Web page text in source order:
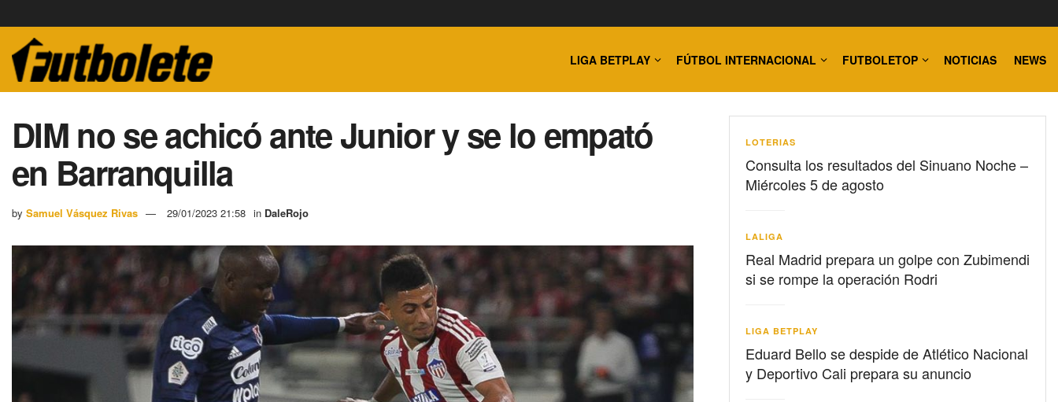
LIGA BETPLAY FÚTBOL INTERNACIONAL FUTBOLETOP NOTICIAS NEWS
DIM no se achicó ante Junior y se lo empató
en Barranquilla
by Samuel Vásquez Rivas 29/01/2023 21:58 in DaleRojo
LOTERIAS
Consulta los resultados del Sinuano Noche –
Miércoles 5 de agosto
LALIGA
Real Madrid prepara un golpe con Zubimendi
si se rompe la operación Rodri
LIGA BETPLAY
Eduard Bello se despide de Atlético Nacional
y Deportivo Cali prepara su anuncio